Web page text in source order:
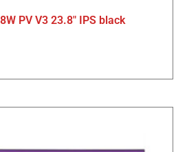
PV V3 23.8″ IPS black